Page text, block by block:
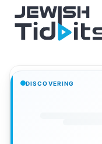
content
DISCOVERING